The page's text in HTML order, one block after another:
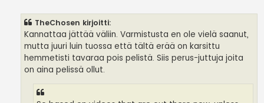
TheChosen kirjoitti:
Kannattaa jättää väliin. Varmistusta en ole vielä saanut,
mutta juuri luin tuossa että tältä erää on karsittu
hemmetisti tavaraa pois pelistä. Siis perus-juttuja joita
on aina pelissä ollut.